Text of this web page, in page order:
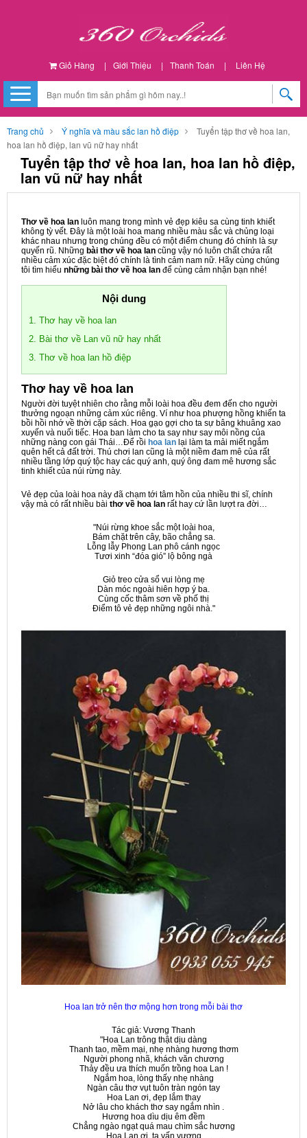
Giỏ Hàng | Giới Thiệu | Thanh Toán | Liên Hệ
Trang chủ Ý nghĩa và màu sắc lan hồ điệp
Tuyển tập thơ về hoa lan,
hoa lan hồ điệp, lan vũ nữ hay nhất
Tuyển tập thơ về hoa lan, hoa lan hồ điệp,
lan vũ nữ hay nhất
Thơ về hoa lan luôn mang trong mình vẻ đẹp kiêu sa cùng tinh khiết
không tỳ vết. Đây là một loài hoa mang nhiều màu sắc và chủng loại
khác nhau nhưng trong chúng đều có một điểm chung đó chính là sự
quyến rũ. Những bài thơ về hoa lan cũng vậy nó luôn chất chứa rất
nhiều cảm xúc đặc biệt đó chính là tình cảm nam nữ. Hãy cùng chúng
tôi tìm hiểu những bài thơ về hoa lan để cùng cảm nhận bạn nhé!
Nội dung
1. Thơ hay về hoa lan
2. Bài thơ về Lan vũ nữ hay nhất
3. Thơ về hoa lan hồ điệp
Thơ hay về hoa lan
Người đời tuyệt nhiên cho rằng mỗi loài hoa đều đem đến cho người
thưởng ngoạn những cảm xúc riêng. Ví như hoa phượng hồng khiến ta
bồi hồi nhớ về thời cặp sách. Hoa gạo gợi cho ta sự bâng khuâng xao
xuyến và nuối tiếc. Hoa ban làm cho ta say như say môi nồng của
những nàng con gái Thái…Để rồi hoa lan lại làm ta mải miết ngắm
quên hết cả đất trời. Thú chơi lan cũng là một niềm đam mê của rất
nhiều tầng lớp quý tộc hay các quý anh, quý ông đam mê hương sắc
tinh khiết của núi rừng này.
Vẻ đẹp của loài hoa này đã chạm tới tâm hồn của nhiều thi sĩ, chính
vậy mà có rất nhiều bài thơ về hoa lan rất hay cứ lần lượt ra đời…
"Núi rừng khoe sắc một loài hoa,
Bám chặt trên cây, bão chẳng sa.
Lỗng lẫy Phong Lan phô cánh ngọc
Tươi xinh “đóa gió” lộ bông ngà
Giỏ treo cửa sổ vui lòng mẹ
Dàn móc ngoài hiên hợp ý ba.
Cùng cốc thâm sơn về phố thị
Điểm tô vẻ đẹp những ngôi nhà."
Hoa lan trở nên thơ mộng hơn trong mỗi bài thơ
Tác giả: Vương Thanh
"Hoa Lan trông thật dịu dàng
Thanh tao, mềm mại, nhẹ nhàng hương thơm
Người phong nhã, khách văn chương
Thảy đều ưa thích muốn trồng hoa Lan !
Ngắm hoa, lòng thấy nhẹ nhàng
Ngàn câu thơ vụt tuôn tràn ngón tay
Hoa Lan ơi, đẹp lắm thay
Nở lâu cho khách thơ say ngắm nhìn .
Hương hoa dìu dịu êm đềm
Chẳng ngào ngạt quá mau chìm sắc hương